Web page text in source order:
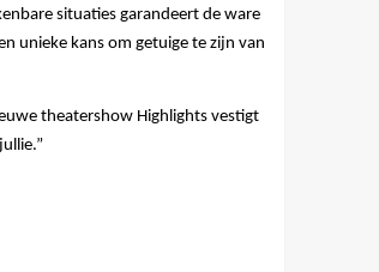
situaties garandeert de ware
unieke kans om getuige te zijn van
theatershow Highlights vestigt